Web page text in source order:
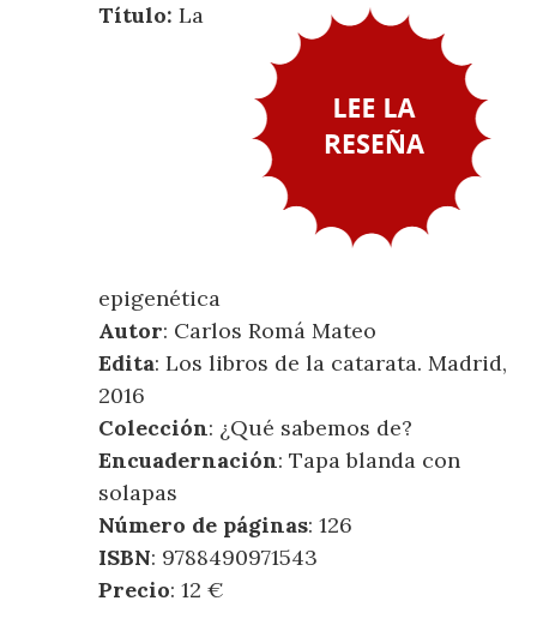
Título:La
epigenética
Autor: Carlos Romá Mateo
Edita: Los libros de la catarata. Madrid,
2016
Colección: ¿Qué sabemos de?
Encuadernación: Tapa blanda con
solapas
Número de páginas: 126
ISBN: 9788490971543
Precio: 12 €